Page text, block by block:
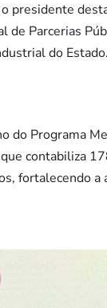
presidente
Parcerias
do
do Programa
contabiliza
fortalecendo